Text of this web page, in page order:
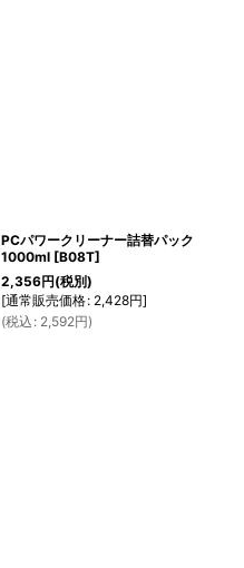
PCパワークリーナー詰替パック
1000ml [B08T]
2,356円(税別)
[通常販売価格: 2,428円]
(税込 : 2,592円)